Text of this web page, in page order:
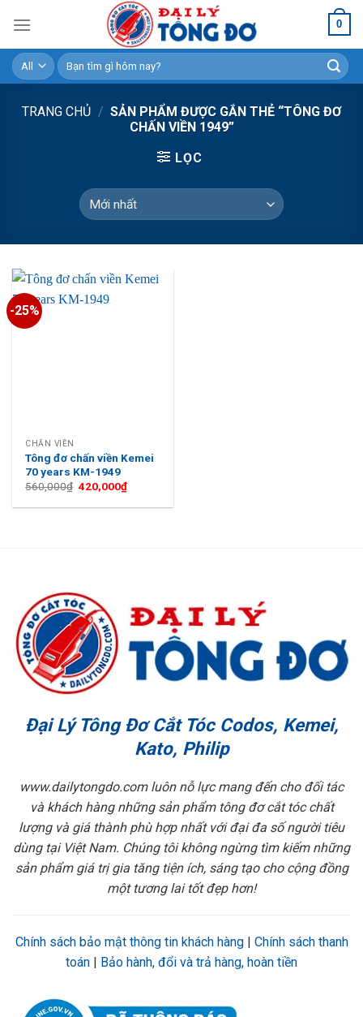
content
0
Tìm
kiếm:
TRANG CHỦ / SẢN PHẨM ĐƯỢC GẮN THẺ “TÔNG ĐƠ
CHẤN VIỀN 1949”
LỌC
-25%
CHẤN VIỀN
Tông đơ chấn viền Kemei
70 years KM-1949
560,000₫ Giá
là:
420,000₫Giá
tại
Đại Lý Tông Đơ Cắt Tóc Codos, Kemei,
Kato, Philip
www.dailytongdo.com luôn nỗ lực mang đến cho đối tác
và khách hàng những sản phẩm tông đơ cắt tóc chất
lượng và giá thành phù hợp nhất với đại đa số người tiêu
dùng tại Việt Nam. Chúng tôi không ngừng tìm kiếm những
sản phẩm giá trị gia tăng tiện ích, sáng tạo cho cộng đồng
một tương lai tốt đẹp hơn!
Chính sách bảo mật thông tin khách hàng| Chính sách thanh
toán
Bảo hành, đổi và trả hàng, hoàn tiền